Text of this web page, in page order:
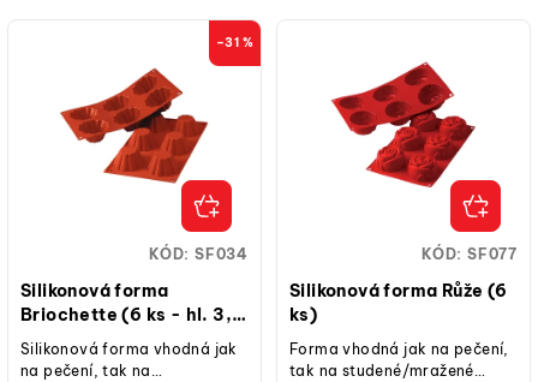
–31 %
Silikonová forma
Briochette (6 ks - hl. 3,7
cm)
Silikonová forma vhodná jak
na pečení, tak na
KÓD: SF034
Silikonová forma Růže (6
ks)
Forma vhodná jak na pečení,
tak na studené/mražené
KÓD: SF077